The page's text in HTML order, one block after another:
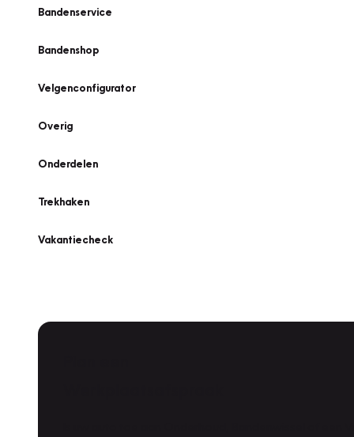
Bandenservice
Bandenshop
Velgenconfigurator
Overig
Onderdelen
Trekhaken
Vakantiecheck